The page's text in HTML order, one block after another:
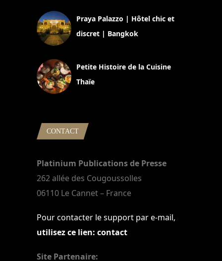
Praya Palazzo | Hôtel chic et
discret | Bangkok
Petite Histoire de la Cuisine
Thaïe
CONTACT
Platinium Publications de Presse
262 allée des Cougoussolles
06110 Le Cannet – France
Pour contacter le support par e-mail,
utilisez ce lien: contact
Site Partenaire: